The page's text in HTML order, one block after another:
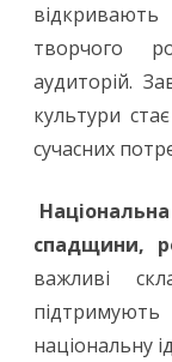
творчого
аудиторій.
культури
сучасних
спадщини,
важливі
національну